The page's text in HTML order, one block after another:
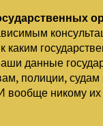
каким
данные
полиции, судам
вообще никому